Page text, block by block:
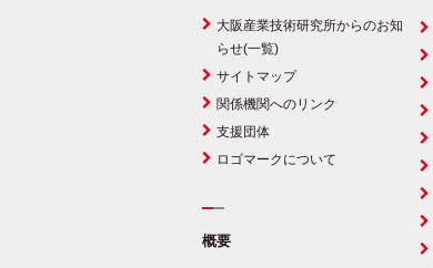
大阪産業技術研究所からのお知
らせ(一覧)
サイトマップ
関係機関へのリンク
支援団体
ロゴマークについて
概要